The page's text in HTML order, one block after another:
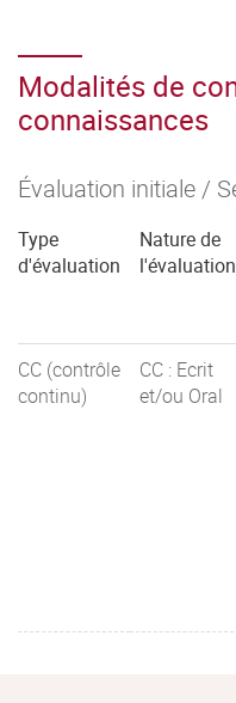
Modalités de
connaissances
Évaluation initiale /
Type
d'évaluation
Nature de
l'évaluation
CC (contrôle
continu)
CC : Ecrit
et/ou Oral